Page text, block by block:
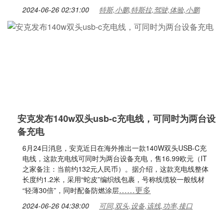
2024-06-26 02:31:00 特斯,小鹏,特斯拉,驾驶,体验,小鹏
安克发布140w双头usb-c充电线，可同时为两台设
备充电
6月24日消息，安克近日在海外推出一款140W双头USB-C充
电线，这款充电线可同时为两台设备充电，售16.99欧元（IT
之家备注：当前约132元人民币）。据介绍，这款充电线整体
长度约1.2米，采用“蛇皮”编织线包裹，号称线缆较一般线材
“轻薄30倍”，同时配备防燃涂层……更多
2024-06-26 04:38:00 可同,双头,设备,该线,功率,接口